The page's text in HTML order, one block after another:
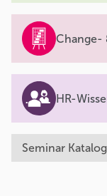
Change-
HR-
Seminar